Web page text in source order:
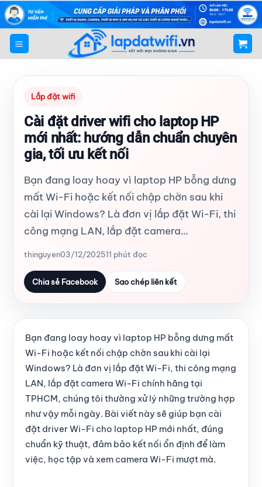
Bỏ
qua
nội
dung
Lắp đặt wifi
Cài đặt driver wifi cho laptop HP
mới nhất: hướng dẫn chuẩn chuyên
gia, tối ưu kết nối
Bạn đang loay hoay vì laptop HP bỗng dưng
mất Wi-Fi hoặc kết nối chập chờn sau khi
cài lại Windows? Là đơn vị lắp đặt Wi-Fi, thi
công mạng LAN, lắp đặt camera…
thinguyen03/12/202511 phút đọc
Chia sẻ Facebook Sao chép liên kết
Bạn đang loay hoay vì laptop HP bỗng dưng mất
Wi-Fi hoặc kết nối chập chờn sau khi cài lại
Windows? Là đơn vị lắp đặt Wi-Fi, thi công mạng
LAN, lắp đặt camera Wi-Fi chính hãng tại
TPHCM, chúng tôi thường xử lý những trường hợp
như vậy mỗi ngày. Bài viết này sẽ giúp bạn cài
đặt driver Wi-Fi cho laptop HP mới nhất, đúng
chuẩn kỹ thuật, đảm bảo kết nối ổn định để làm
việc, học tập và xem camera Wi-Fi mượt mà.